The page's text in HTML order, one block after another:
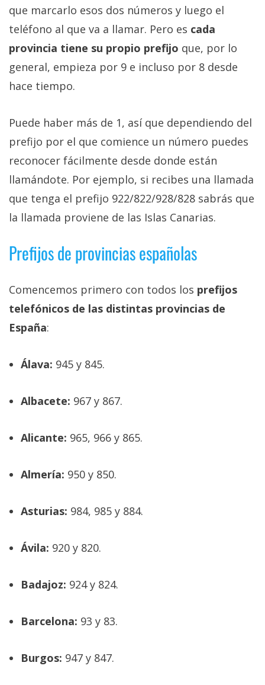
Contacto
/
Sobre
nosotros
/
Publicidad
opciones
de
privacidad
Aviso
Legal
comunicación
digital donde
noticias sobre
tecnología,
móviles,
ordenadores,
apps,
videojuegos,
comparativas,
(CC) 2006-
reservados.
que marcarlo esos dos números y luego el
teléfono al que va a llamar. Pero es cada
provincia tiene su propio prefijo que, por lo
general, empieza por 9 e incluso por 8 desde
hace tiempo.
Puede haber más de 1, así que dependiendo del
prefijo por el que comience un número puedes
reconocer fácilmente desde donde están
llamándote. Por ejemplo, si recibes una llamada
que tenga el prefijo 922/822/928/828 sabrás que
la llamada proviene de las Islas Canarias.
Prefijos de provincias españolas
Comencemos primero con todos los prefijos
telefónicos de las distintas provincias de
España:
Álava: 945 y 845.
Albacete: 967 y 867.
Alicante: 965, 966 y 865.
Almería: 950 y 850.
Asturias: 984, 985 y 884.
Ávila: 920 y 820.
Badajoz: 924 y 824.
Barcelona: 93 y 83.
Burgos: 947 y 847.